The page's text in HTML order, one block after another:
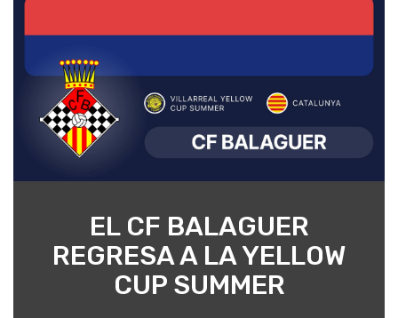
EL CF BALAGUER
REGRESA A LA YELLOW
CUP SUMMER